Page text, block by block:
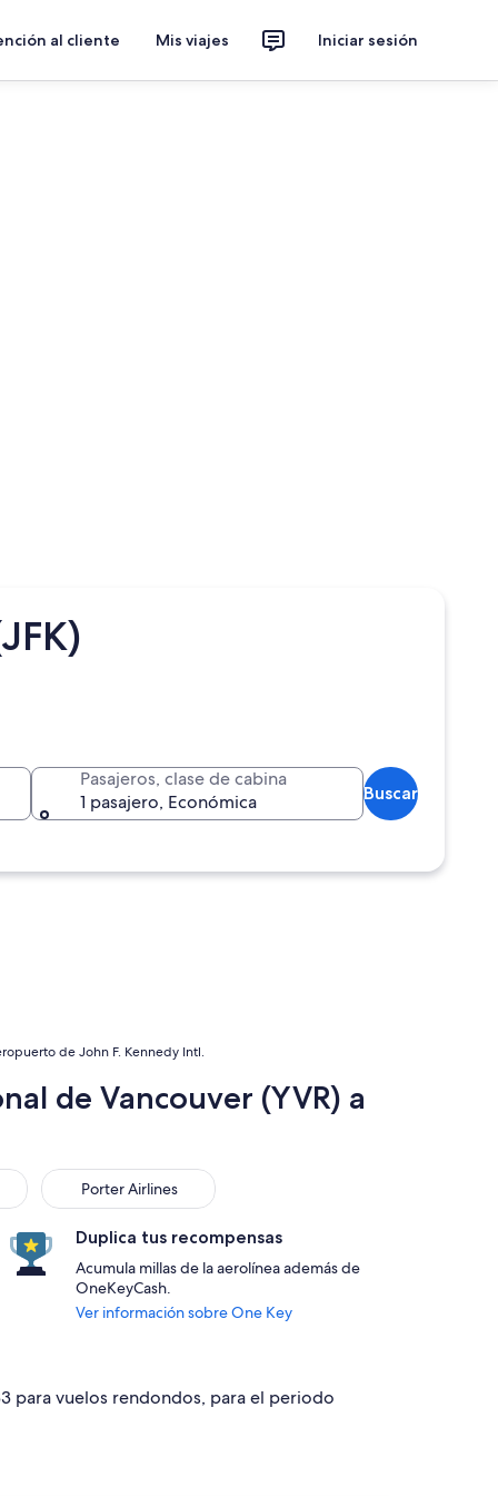
al cliente Mis viajes Iniciar sesión
Pasajeros, clase de cabina
1 pasajero, Económica
Buscar
de John F. Kennedy Intl.
de Vancouver (YVR) a
Porter Airlines
Porter Airlines
Duplica tus recompensas
Acumula millas de la aerolínea además de
OneKeyCash.
Ver información sobre One Key
para vuelos rendondos, para el periodo